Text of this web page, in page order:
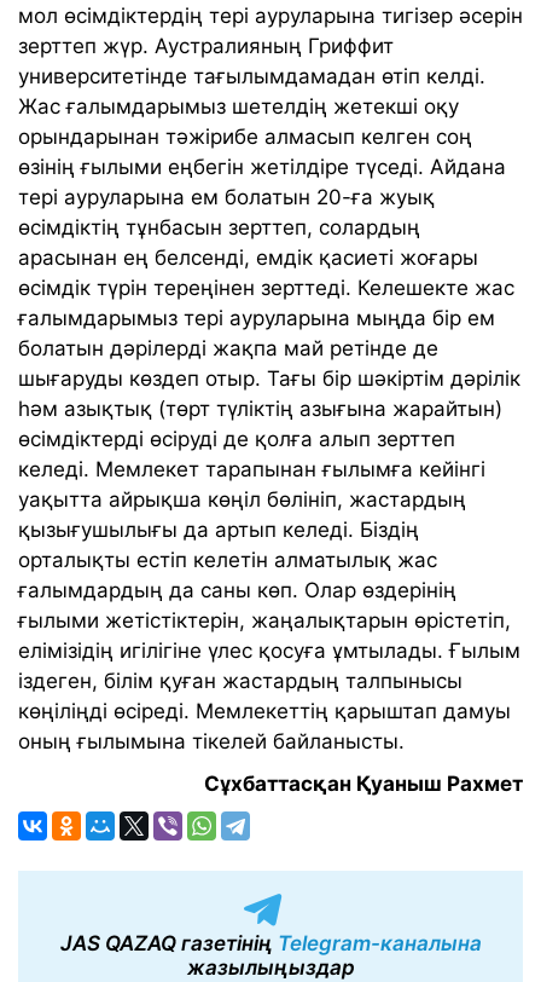
мол өсімдіктердің тері ауруларына тигізер әсерін
зерттеп жүр. Аустралияның Гриффит
университетінде тағылымдамадан өтіп келді.
Жас ғалымдарымыз шетелдің жетекші оқу
орындарынан тәжірибе алмасып келген соң
өзінің ғылыми еңбегін жетілдіре түседі. Айдана
тері ауруларына ем болатын 20-ға жуық
өсімдіктің тұнбасын зерттеп, солардың
арасынан ең белсенді, емдік қасиеті жоғары
өсімдік түрін тереңінен зерттеді. Келешекте жас
ғалымдарымыз тері ауруларына мыңда бір ем
болатын дәрілерді жақпа май ретінде де
шығаруды көздеп отыр. Тағы бір шәкіртім дәрілік
һәм азықтық (төрт түліктің азығына жарайтын)
өсімдіктерді өсіруді де қолға алып зерттеп
келеді. Мемлекет тарапынан ғылымға кейінгі
уақытта айрықша көңіл бөлініп, жастардың
қызығушылығы да артып келеді. Біздің
орталықты естіп келетін алматылық жас
ғалымдардың да саны көп. Олар өздерінің
ғылыми жетістіктерін, жаңалықтарын өрістетіп,
елімізідің игілігіне үлес қосуға ұмтылады. Ғылым
іздеген, білім қуған жастардың талпынысы
көңіліңді өсіреді. Мемлекеттің қарыштап дамуы
оның ғылымына тікелей байланысты.
Сұхбаттасқан Қуаныш Рахмет
JAS QAZAQ газетінің Telegram-каналына
жазылыңыздар